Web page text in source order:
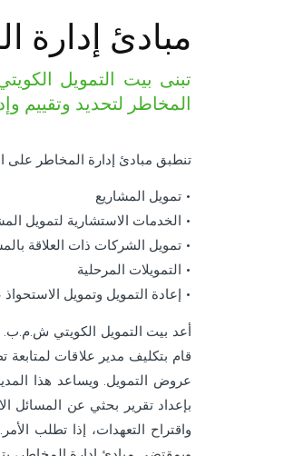
مبادئ إدارة
المخاطر لتحديد وتقييم
تنطبق مبادئ إدارة المخاطر على
• تمويل المشاريع
• الخدمات الاستشارية لتمويل
• تمويل الشركات ذات العلاقة
• التمويلات المرحلية
• إعادة التمويل وتمويل
أعد بيت التمويل الكويتي ش.م.ب.
عروض التمويل. ويساعد هذا
بإعداد تقرير بحثي عن المسائل
واقتراح التعهدات، إذا تطلب